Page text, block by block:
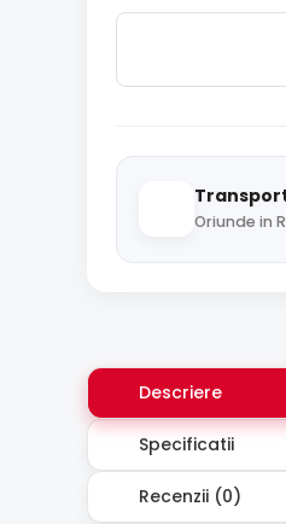
Oriunde in
Descriere
Specificatii
Recenzii (0)